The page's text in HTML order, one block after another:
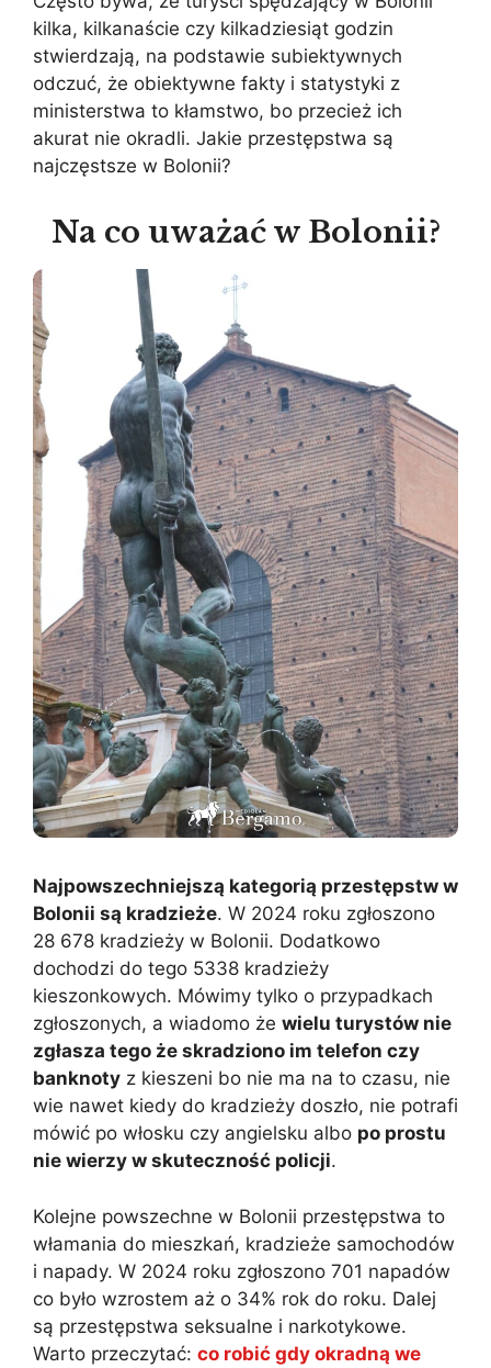
kilka, kilkanaście czy kilkadziesiąt godzin
stwierdzają, na podstawie subiektywnych
odczuć, że obiektywne fakty i statystyki z
ministerstwa to kłamstwo, bo przecież ich
akurat nie okradli. Jakie przestępstwa są
najczęstsze w Bolonii?
Na co uważać w Bolonii?
Najpowszechniejszą kategorią przestępstw w
Bolonii są kradzieże. W 2024 roku zgłoszono
28 678 kradzieży w Bolonii. Dodatkowo
dochodzi do tego 5338 kradzieży
kieszonkowych. Mówimy tylko o przypadkach
zgłoszonych, a wiadomo że wielu turystów nie
zgłasza tego że skradziono im telefon czy
banknoty z kieszeni bo nie ma na to czasu, nie
wie nawet kiedy do kradzieży doszło, nie potrafi
mówić po włosku czy angielsku albo po prostu
nie wierzy w skuteczność policji.
Kolejne powszechne w Bolonii przestępstwa to
włamania do mieszkań, kradzieże samochodów
i napady. W 2024 roku zgłoszono 701 napadów
co było wzrostem aż o 34% rok do roku. Dalej
są przestępstwa seksualne i narkotykowe.
Warto przeczytać: co robić gdy okradną we